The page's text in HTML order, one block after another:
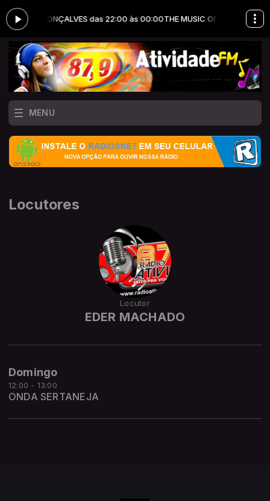
GONÇALVES das 22:00 às 00:00THE MUSIC OF TIME com
MENU
Locutores
Locutor
EDER MACHADO
Domingo
12:00 - 13:00
ONDA SERTANEJA